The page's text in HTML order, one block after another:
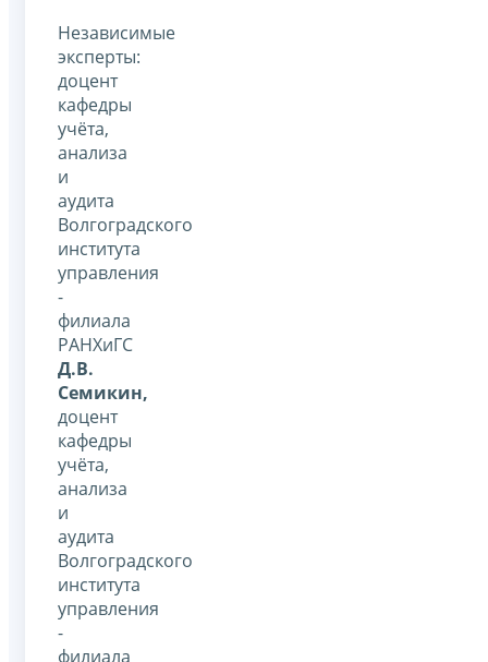
Независимые
эксперты:
доцент
кафедры
учёта,
анализа
и
аудита
Волгоградского
института
управления
-
филиала
РАНХиГС
Д.В.
Семикин,
доцент
кафедры
учёта,
анализа
и
аудита
Волгоградского
института
управления
-
филиала